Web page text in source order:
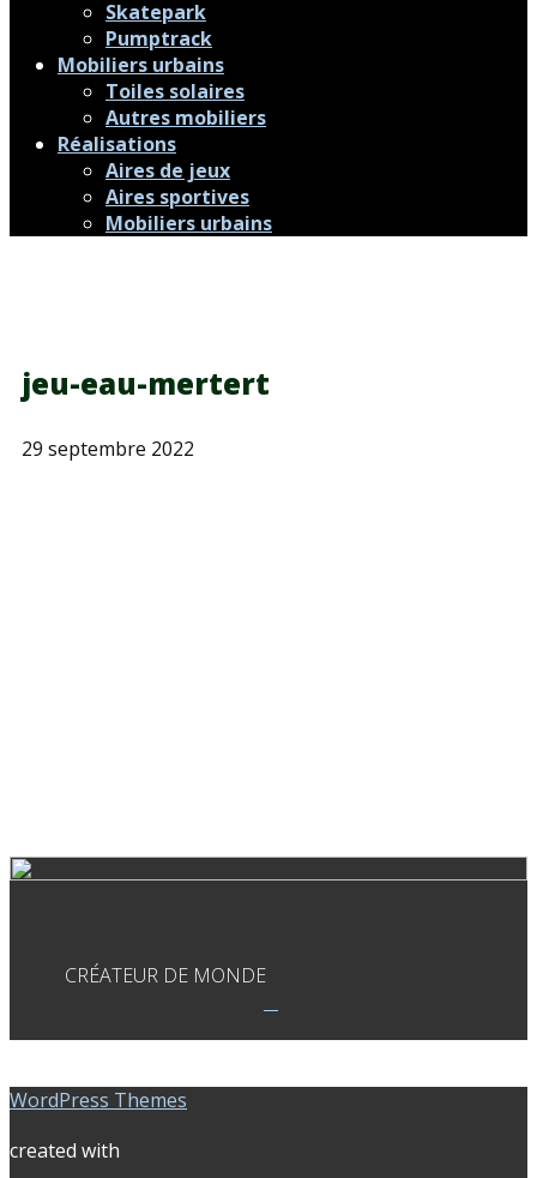
Skatepark
Pumptrack
Mobiliers urbains
Toiles solaires
Autres mobiliers
Réalisations
Aires de jeux
Aires sportives
Mobiliers urbains
jeu-eau-mertert
29 septembre 2022
CRÉATEUR DE MONDE
WordPress Themes
created with